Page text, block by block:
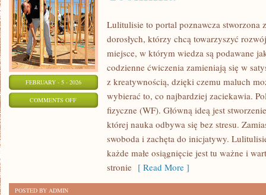
FEBRUARY - 5 - 2026
COMMENTS OFFON
Lulitulisie to portal poznawcza stworzona
dorosłych, którzy chcą towarzyszyć
miejsce, w którym wiedza są podawane
codzienne ćwiczenia zamieniają się w
z kreatywnością, dzięki czemu maluch
wybierać to, co najbardziej zaciekawia.
fizyczne (WF). Główną ideą jest
której nauka odbywa się bez stresu.
swoboda i zachęta do inicjatywy.
każde małe osiągnięcie jest tu ważne i
stronie [ Read More ]
POSTED BY ADMIN